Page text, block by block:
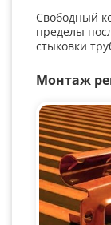
Свободный
пределы
стыковки
Монтаж